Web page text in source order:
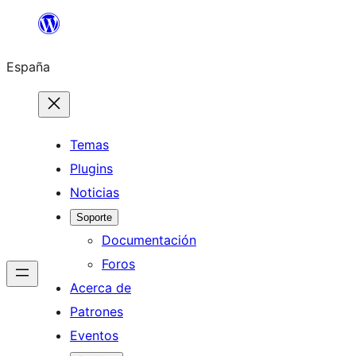
Saltar
contenido
España
Temas
Plugins
Noticias
Soporte
Documentación
Foros
Acerca de
Patrones
Eventos